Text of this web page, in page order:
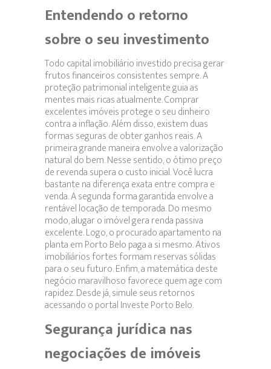
Entendendo o retorno
sobre o seu investimento
Todo capital imobiliário investido precisa gerar
frutos financeiros consistentes sempre. A
proteção patrimonial inteligente guia as
mentes mais ricas atualmente. Comprar
excelentes imóveis protege o seu dinheiro
contra a inflação. Além disso, existem duas
formas seguras de obter ganhos reais. A
primeira grande maneira envolve a valorização
natural do bem. Nesse sentido, o ótimo preço
de revenda supera o custo inicial. Você lucra
bastante na diferença exata entre compra e
venda. A segunda forma garantida envolve a
rentável locação de temporada. Do mesmo
modo, alugar o imóvel gera renda passiva
excelente. Logo, o procurado apartamento na
planta em Porto Belo paga a si mesmo. Ativos
imobiliários fortes formam reservas sólidas
para o seu futuro. Enfim, a matemática deste
negócio maravilhoso favorece quem age com
rapidez. Desde já, simule seus retornos
acessando o portal Investe Porto Belo.
Segurança jurídica nas
negociações de imóveis